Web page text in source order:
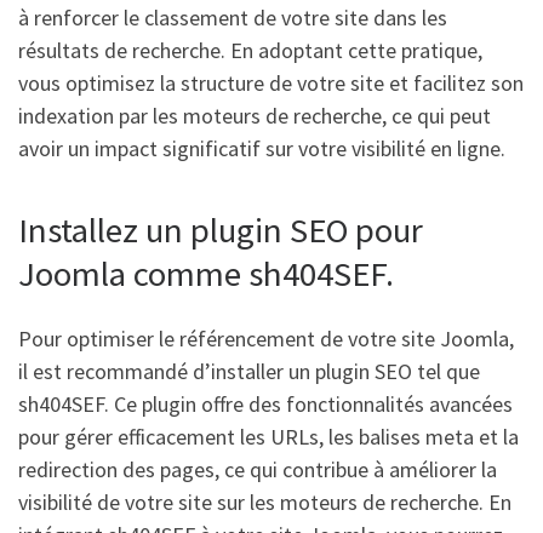
à renforcer le classement de votre site dans les
résultats de recherche. En adoptant cette pratique,
vous optimisez la structure de votre site et facilitez son
indexation par les moteurs de recherche, ce qui peut
avoir un impact significatif sur votre visibilité en ligne.
Installez un plugin SEO pour
Joomla comme sh404SEF.
Pour optimiser le référencement de votre site Joomla,
il est recommandé d’installer un plugin SEO tel que
sh404SEF. Ce plugin offre des fonctionnalités avancées
pour gérer efficacement les URLs, les balises meta et la
redirection des pages, ce qui contribue à améliorer la
visibilité de votre site sur les moteurs de recherche. En